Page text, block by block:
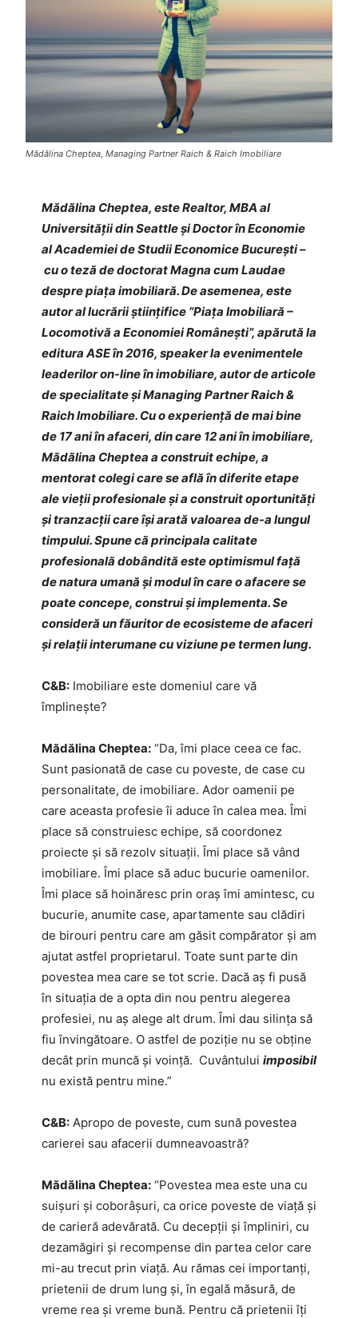
Mădălina Cheptea, Managing Partner Raich & Raich Imobiliare
Mădălina Cheptea, este Realtor, MBA al
Universităţii din SeattleșiDoctor în Economie
al Academiei de Studii Economice Bucureşti –
cu o teză de doctorat Magna cum Laudae
despre piaţa imobiliară. De asemenea, este
autor al lucrării ştiinţifice ”Piaţa Imobiliară –
Locomotivă a Economiei Româneşti”, apărută la
editura ASE în 2016, speaker la evenimentele
leaderilor on-line în imobiliare, autor de articole
de specialitate și Managing Partner Raich &
Raich Imobiliare. Cu o experiență de mai bine
de 17 ani în afaceri, din care 12 ani în imobiliare,
Mădălina Cheptea a construit echipe, a
mentorat colegi care se află în diferite etape
ale vieții profesionale și a construit oportunități
și tranzacții care îşi arată valoarea de-a lungul
timpului. Spune că principala calitate
profesională dobândită este optimismul faţă
de natura umană și modul în care o afacere se
poate concepe, construi și implementa. Se
consideră un făuritor de ecosisteme de afaceri
și relații interumane cu viziune pe termen lung.
C&B: Imobiliare este domeniul care vă
împlinește?
Mădălina Cheptea: “Da, îmi place ceea ce fac.
Sunt pasionată de case cu poveste, de case cu
personalitate, de imobiliare. Ador oamenii pe
care aceasta profesie îi aduce în calea mea. Îmi
place să construiesc echipe, să coordonez
proiecte și să rezolv situații. Îmi place să vând
imobiliare. Îmi place să aduc bucurie oamenilor.
Îmi place să hoinăresc prin oraş îmi amintesc, cu
bucurie, anumite case, apartamente sau clădiri
de birouri pentru care am găsit compărator și am
ajutat astfel proprietarul. Toate sunt parte din
povestea mea care se tot scrie. Dacă aş fi pusă
în situația de a opta din nou pentru alegerea
profesiei, nu aş alege alt drum. Îmi dau silința să
fiu învingătoare. O astfel de poziție nu se obține
decât prin muncă și voință. Cuvântului imposibil
nu există pentru mine.”
C&B: Apropo de poveste, cum sună povestea
carierei sau afacerii dumneavoastră?
Mădălina Cheptea: “Povestea mea este una cu
suişuri şi coborâşuri, ca orice poveste de viaţă şi
de carieră adevărată. Cu decepţii şi împliniri, cu
dezamăgiri şi recompense din partea celor care
mi-au trecut prin viaţă. Au rămas cei importanţi,
prietenii de drum lung şi, în egală măsură, de
vreme rea şi vreme bună. Pentru că prietenii îţi